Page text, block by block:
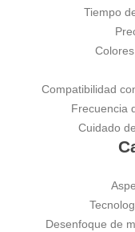
Tiempo
Compatibilidad
Frecuencia
Cuidado
Desenfoque de